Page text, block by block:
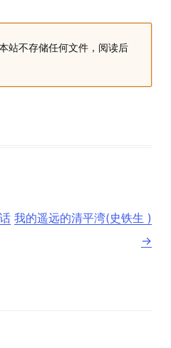
站不存储任何文件，阅读后
我的遥远的清平湾(史铁生 )
→